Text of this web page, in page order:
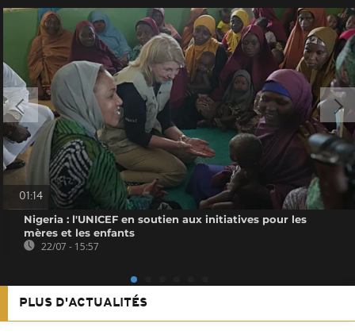
01:14
Nigeria : l'UNICEF en soutien aux initiatives pour les
mères et les enfants
22/07 - 15:57
PLUS D'ACTUALITÉS